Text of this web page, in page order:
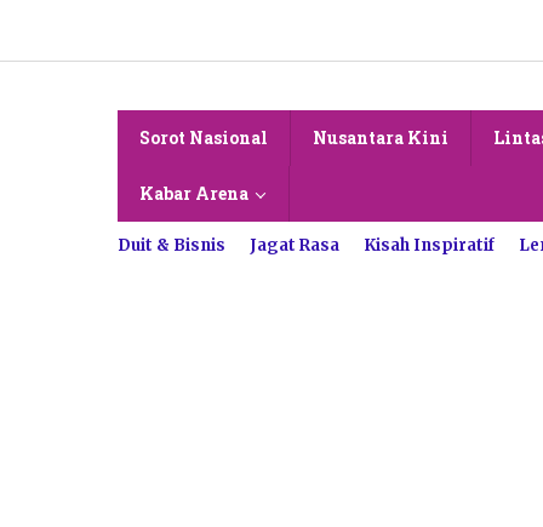
konten
Sorot Nasional Nusantara Kini
Kabar Arena
Duit & Bisnis Jagat Rasa Kisah Inspiratif